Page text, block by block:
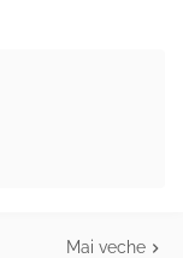
Mai veche